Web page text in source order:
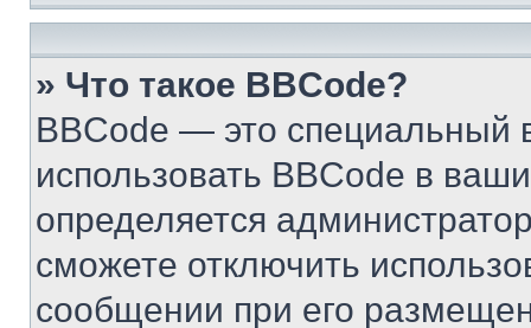
» Что такое BBCode?
BBCode — это специальный
использовать BBCode в
определяется
сможете отключить
сообщении при его